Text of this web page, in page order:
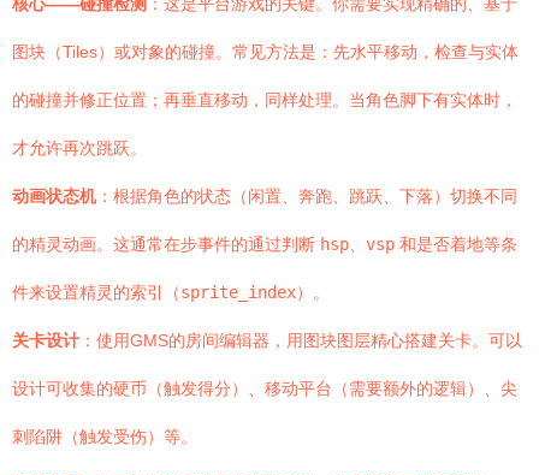
图块（Tiles）或对象的碰撞。常见方法是：先水平移动，检查与实体
的碰撞并修正位置；再垂直移动，同样处理。当角色脚下有实体时，
才允许再次跳跃。
动画状态机：根据角色的状态（闲置、奔跑、跳跃、下落）切换不同
的精灵动画。这通常在步事件的通过判断 hsp vsp 和是否着地等条
件来设置精灵的索引（sprite_index）。
关卡设计 ：使用GMS的房间编辑器，用图块图层精心搭建关卡。可以
设计可收集的硬币（触发得分）、移动平台（需要额外的逻辑）、尖
刺陷阱（触发受伤）等。